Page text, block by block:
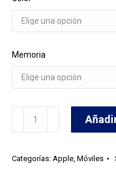
Memoria
Iphone
13
Categorías: Apple, Móviles